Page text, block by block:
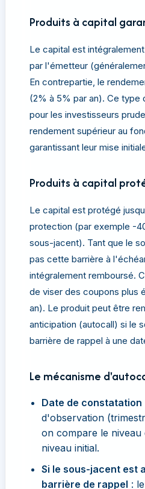
Produits à capital
Le capital est
par l'émetteur
En contrepartie, le
(2% à 5% par an). Ce type
pour les investisseurs
rendement supérieur au
garantissant leur mise
Produits à capital
Le capital est protégé
protection (par exemple -
sous-jacent). Tant que le
pas cette barrière à
intégralement remboursé.
de viser des coupons plus
an). Le produit peut être
anticipation (autocall) si le
barrière de rappel à une
Le mécanisme
Date de constatation
d'observation
on compare le
niveau initial.
Si le sous-jacent est
barrière de rappel :